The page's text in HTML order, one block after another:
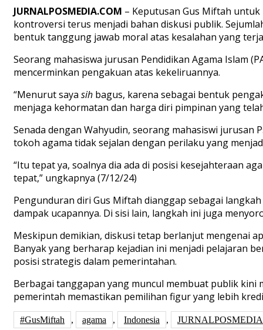
JURNALPOSMEDIA.COM – Keputusan Gus Miftah
kontroversi terus menjadi bahan diskusi publik.
bentuk tanggung jawab moral atas kesalahan yang
Seorang mahasiswa jurusan Pendidikan Agama Islam
mencerminkan pengakuan atas kekeliruannya.
“Menurut saya sih bagus, karena sebagai bentuk
menjaga kehormatan dan harga diri pimpinan yang
Senada dengan Wahyudin, seorang mahasiswi jurusan
tokoh agama tidak sejalan dengan perilaku yang
“Itu tepat ya, soalnya dia ada di posisi kesejahteraan
tepat,” ungkapnya (7/12/24)
Pengunduran diri Gus Miftah dianggap sebagai
dampak ucapannya. Di sisi lain, langkah ini juga
Meskipun demikian, diskusi tetap berlanjut mengenai
Banyak yang berharap kejadian ini menjadi pelajaran
posisi strategis dalam pemerintahan.
Berbagai tanggapan yang muncul membuat publik kini
pemerintah memastikan pemilihan figur yang lebih
#GusMiftah , agama , Indonesia ,
JURNALPOSMEDIA